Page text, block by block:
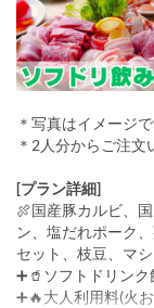
＊写真はイメージ
＊2人分からご注文
[プラン詳細]
🍖国産豚カルビ、
ン、塩だれポーク
セット、枝豆、マ
➕🥤ソフトドリンク
➕🔥大人利用料(火